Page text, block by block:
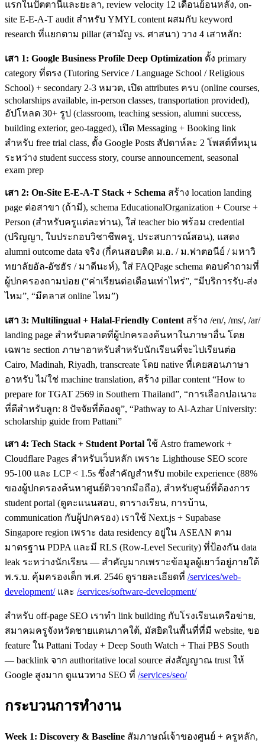
แรกในปัตตานีและยะลา, review velocity 12 เดือนย้อนหลัง, on-
site E-E-A-T audit สำหรับ YMYL content ผสมกับ keyword
research ที่แยกตาม pillar (สามัญ vs. ศาสนา) วาง 4 เสาหลัก:
เสา 1: Google Business Profile Deep Optimization ตั้ง primary
category ที่ตรง (Tutoring Service / Language School / Religious
School) + secondary 2-3 หมวด, เปิด attributes ครบ (online courses,
scholarships available, in-person classes, transportation provided),
อัปโหลด 30+ รูป (classroom, teaching session, alumni success,
building exterior, geo-tagged), เปิด Messaging + Booking link
สำหรับ free trial class, ตั้ง Google Posts สัปดาห์ละ 2 โพสต์ที่หมุน
ระหว่าง student success story, course announcement, seasonal
exam prep
เสา 2: On-Site E-E-A-T Stack + Schema สร้าง location landing
page ต่อสาขา (ถ้ามี), schema EducationalOrganization + Course +
Person (สำหรับครูแต่ละท่าน), ใส่ teacher bio พร้อม credential
(ปริญญา, ใบประกอบวิชาชีพครู, ประสบการณ์สอน), แสดง
alumni outcome data จริง (กี่คนสอบติด ม.อ. / ม.ฟาตอนีย์ / มหาวิ
ทยาลัยอัล-อัซฮัร / มาดีนะห์), ใส่ FAQPage schema ตอบคำถามที่
ผู้ปกครองถามบ่อย (“ค่าเรียนต่อเดือนเท่าไหร่”, “มีบริการรับ-ส่ง
ไหม”, “มีคลาส online ไหม”)
เสา 3: Multilingual + Halal-Friendly Content สร้าง /en/, /ms/, /ar/
landing page สำหรับตลาดที่ผู้ปกครองค้นหาในภาษาอื่น โดย
เฉพาะ section ภาษาอาหรับสำหรับนักเรียนที่จะไปเรียนต่อ
Cairo, Madinah, Riyadh, transcreate โดย native ที่เคยสอนภาษา
อาหรับ ไม่ใช่ machine translation, สร้าง pillar content “How to
prepare for TGAT 2569 in Southern Thailand”, “การเลือกปอเนาะ
ที่ดีสำหรับลูก: 8 ปัจจัยที่ต้องดู”, “Pathway to Al-Azhar University:
scholarship guide from Pattani”
เสา 4: Tech Stack + Student Portal ใช้ Astro framework +
Cloudflare Pages สำหรับเว็บหลัก เพราะ Lighthouse SEO score
95-100 และ LCP < 1.5s ซึ่งสำคัญสำหรับ mobile experience (88%
ของผู้ปกครองค้นหาศูนย์ติวจากมือถือ), สำหรับศูนย์ที่ต้องการ
student portal (ดูคะแนนสอบ, ตารางเรียน, การบ้าน,
communication กับผู้ปกครอง) เราใช้ Next.js + Supabase
Singapore region เพราะ data residency อยู่ใน ASEAN ตาม
มาตรฐาน PDPA และมี RLS (Row-Level Security) ที่ป้องกัน data
leak ระหว่างนักเรียน — สำคัญมากเพราะข้อมูลผู้เยาว์อยู่ภายใต้
พ.ร.บ. คุ้มครองเด็ก พ.ศ. 2546 ดูรายละเอียดที่ /services/web-
development/และ /services/software-development/
สำหรับ off-page SEO เราทำ link building กับโรงเรียนเครือข่าย,
สมาคมครูจังหวัดชายแดนภาคใต้, มัสยิดในพื้นที่ที่มี website, ขอ
feature ใน Pattani Today + Deep South Watch + Thai PBS South
— backlink จาก authoritative local source ส่งสัญญาณ trust ให้
Google สูงมาก ดูแนวทาง SEO ที่ /services/seo/
กระบวนการทำงาน
Week 1: Discovery & Baseline สัมภาษณ์เจ้าของศูนย์ + ครูหลัก,